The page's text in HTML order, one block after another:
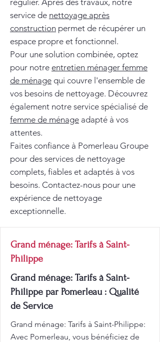
régulier. Après des travaux, notre
service de nettoyage après
construction permet de récupérer un
espace propre et fonctionnel.
Pour une solution combinée, optez
pour notre entretien ménager femme
de ménage qui couvre l'ensemble de
vos besoins de nettoyage. Découvrez
également notre service spécialisé de
femme de ménage adapté à vos
attentes.
Faites confiance à Pomerleau Groupe
pour des services de nettoyage
complets, fiables et adaptés à vos
besoins. Contactez-nous pour une
expérience de nettoyage
exceptionnelle.
Grand ménage: Tarifs à Saint-
Philippe
Grand ménage: Tarifs à Saint-
Philippe par Pomerleau : Qualité
de Service
Grand ménage: Tarifs à Saint-Philippe:
Avec Pomerleau, vous bénéficiez de